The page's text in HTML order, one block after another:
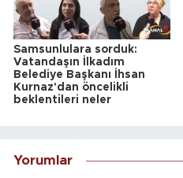
Samsunlulara sorduk:
Vatandaşın İlkadım
Belediye Başkanı İhsan
Kurnaz'dan öncelikli
beklentileri neler
Yorumlar